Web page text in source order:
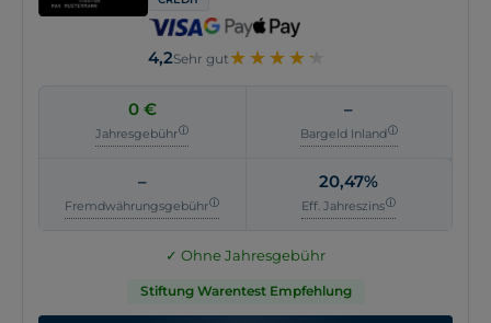
Kartennetzwerk
Rückzahlungsmodalität
mindestens 30€
Automatische
Keine Angabe
Online-Antrag
Keine Angabe
4,2Sehr gut★
★★
★★
★★
★★★
0 €
Jahresgebühr
–
Bargeld Inland
–
Fremdwährungsgebühr
20,47%
Eff. Jahreszins
✓ Ohne Jahresgebühr
Stiftung Warentest Empfehlung